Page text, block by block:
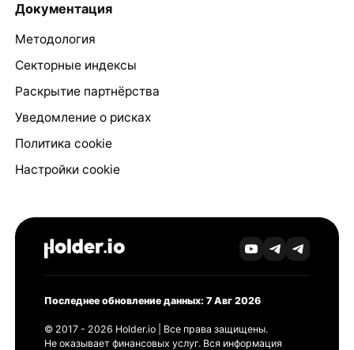
Документация
Методология
Секторные индексы
Раскрытие партнёрства
Уведомление о рисках
Политика cookie
Настройки cookie
Последнее обновление данных: 7 Авг 2026
© 2017 - 2026 Holder.io | Все права защищены.
Не оказывает финансовых услуг. Вся информация